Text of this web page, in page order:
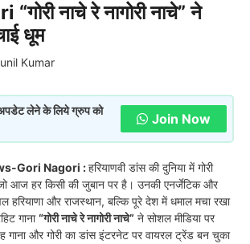
नाचे रे नागोरी नाचे” ने
धूम
Kumar
लेने के लिये ग्रुप को
Join Now
Gori Nagori :हरियाणवी डांस की दुनिया में गोरी
जो आज हर किसी की जुबान पर है। उनकी एनर्जेटिक और
हरियाणा और राजस्थान, बल्कि पूरे देश में धमाल मचा रखा
गाना“गोरी नाचे रे नागोरी नाचे” ने सोशल मीडिया पर
गाना और गोरी का डांस इंटरनेट पर वायरल ट्रेंड बन चुका